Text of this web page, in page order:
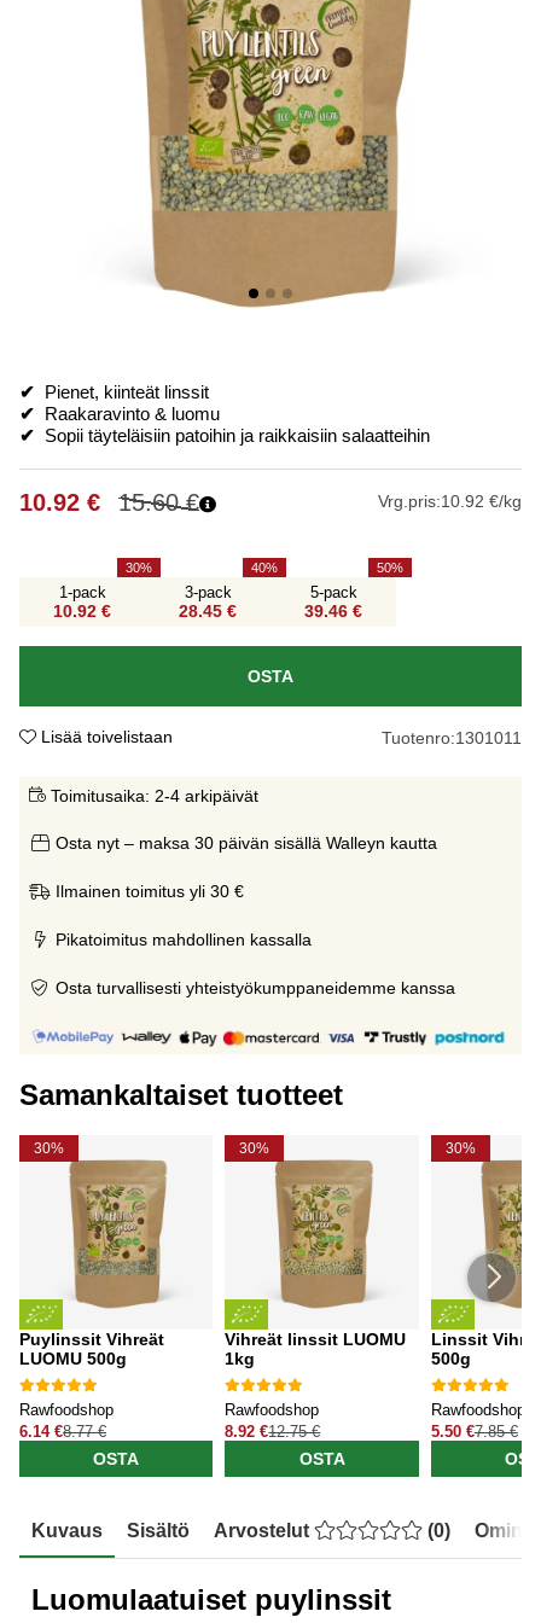
✔ Pienet, kiinteät linssit
✔ Raakaravinto & luomu
✔ Sopii täyteläisiin patoihin ja raikkaisiin salaatteihin
15.60€
10.92 € Vrg.pris:10.92 €/kg
1-pack
10.92 €
30
3-pack
28.45 €
40
5-pack
39.46 €
50
OSTA
Lisää toivelistaan Tuotenro:1301011
Toimitusaika: 2-4 arkipäivät
Osta nyt – maksa 30 päivän sisällä Walleyn kautta
Ilmainen toimitus yli 30 €
Pikatoimitus mahdollinen kassalla
Osta turvallisesti yhteistyökumppaneidemme kanssa
Samankaltaiset tuotteet
30%
Puylinssit Vihreät
LUOMU 500g
Rawfoodshop
6.14 €8.77 €
OSTA
30%
Vihreät linssit LUOMU
1kg
Rawfoodshop
8.92 €12.75 €
OSTA
30%
Linssit
500g
Rawfoodshop
5.50 €7.85 €
Kuvaus Sisältö Arvostelut (0)
Luomulaatuiset puylinssit